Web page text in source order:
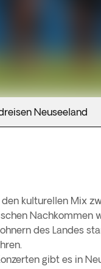
Neuseeland
kulturellen Mix
Nachkommen
des Landes
gibt es in